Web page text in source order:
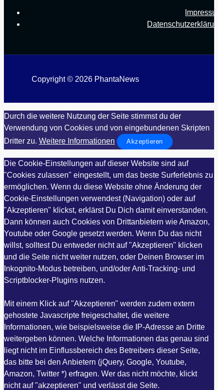
Copyright © 2026 PhantaNews
Durch die weitere Nutzung der Seite stimmst du der
Verwendung von Cookies und von eingebundenen Skripten
Dritter zu. Weitere Informationen Akzeptieren
Die Cookie-Einstellungen auf dieser Website sind auf
"Cookies zulassen" eingestellt, um das beste Surferlebnis zu
ermöglichen. Wenn du diese Website ohne Änderung der
Cookie-Einstellungen verwendest (Navigation) oder auf
"Akzeptieren" klickst, erklärst Du Dich damit einverstanden.
Dann können auch Cookies von Drittanbietern wie Amazon,
Youtube oder Google gesetzt werden. Wenn Du das nicht
willst, solltest Du entweder nicht auf "Akzeptieren" klicken
und die Seite nicht weiter nutzen, oder Deinen Browser im
Inkognito-Modus betreiben, und/oder Anti-Tracking- und
Scriptblocker-Plugins nutzen.
Mit einem Klick auf "Akzeptieren" werden zudem extern
gehostete Javascripte freigeschaltet, die weitere
Informationen, wie beispielsweise die IP-Adresse an Dritte
weitergeben können. Welche Informationen das genau sind
liegt nicht im Einflussbereich des Betreibers dieser Seite,
das bitte bei den Anbietern (jQuery, Google, Youtube,
Amazon, Twitter *) erfragen. Wer das nicht möchte, klickt
nicht auf "akzeptieren" und verlässt die Seite.